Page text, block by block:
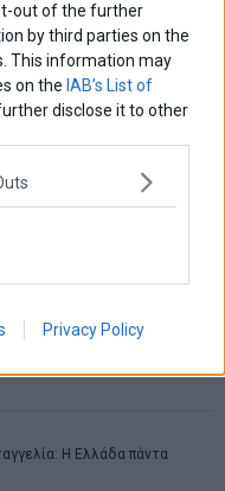
out of the further
by third parties on the
This information may
on the IAB’s List of
disclose it to other
Privacy Policy
βολικές ερμηνείες
Η Ελλάδα πάντα